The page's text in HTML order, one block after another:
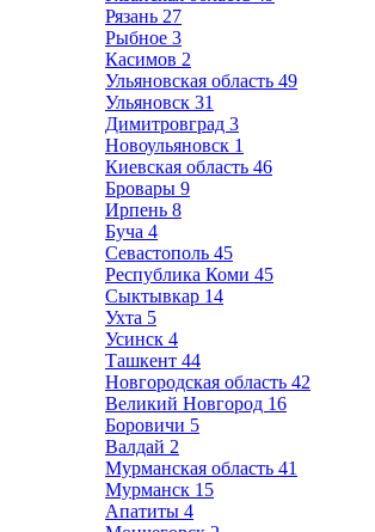
Рязань 27
Рыбное 3
Касимов 2
Ульяновская область 49
Ульяновск 31
Димитровград 3
Новоульяновск 1
Киевская область 46
Бровары 9
Ирпень 8
Буча 4
Севастополь 45
Республика Коми 45
Сыктывкар 14
Ухта 5
Усинск 4
Ташкент 44
Новгородская область 42
Великий Новгород 16
Боровичи 5
Валдай 2
Мурманская область 41
Мурманск 15
Апатиты 4